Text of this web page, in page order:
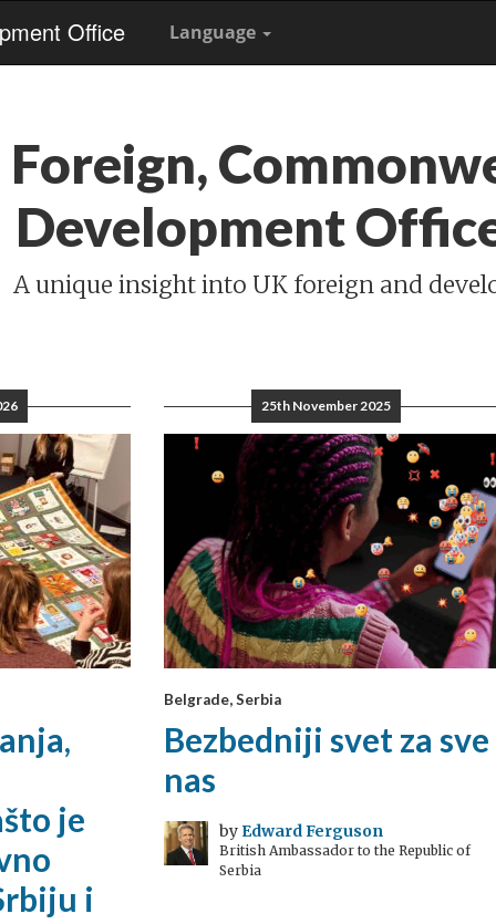
Office Language
Foreign,
Development
A unique insight into UK foreign and
je
i
25th November 2025
Belgrade, Serbia
Bezbedniji svet za sve
nas
by Edward Ferguson
British Ambassador to the Republic of
Serbia